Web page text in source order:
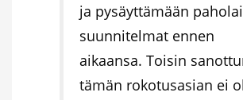
ja pysäyttämään
suunnitelmat ennen
aikaansa. Toisin
tämän rokotusasian ei